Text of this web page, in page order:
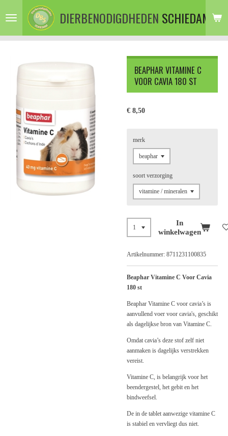
direct
de
DIERBENODIGDHEDEN SCHIEDAM
BEAPHAR VITAMINE C
VOOR CAVIA 180 ST
€ 8,50
merk
soort verzorging
In
winkelwagen
Artikelnummer: 8711231100835
Beaphar Vitamine C Voor Cavia
180 st
Beaphar Vitamine C voor cavia’s is
aanvullend voer voor cavia's, geschikt
als dagelijkse bron van Vitamine C.
Omdat cavia’s deze stof zelf niet
aanmaken is dagelijks verstrekken
vereist.
Vitamine C, is belangrijk voor het
beendergestel, het gebit en het
bindweefsel.
De in de tablet aanwezige vitamine C
is stabiel en vervliegt dus niet.